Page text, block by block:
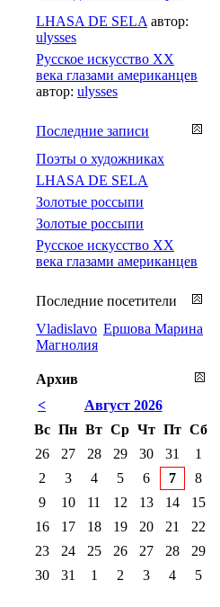
LHASA DE SELA автор:
ulysses
Русское искусство XX
века глазами американцев
автор: ulysses
Последние записи
Поэты о художниках
LHASA DE SELA
Золотые россыпи
Золотые россыпи
Русское искусство XX
века глазами американцев
Последние посетители
Vladislavo Ершова Марина
Магнолия
Архив
<
Август 2026
Вс Пн Вт Ср Чт Пт Сб
26
27 28 29 30 31
1
2
3 4 5 6 7
8
9
10 11 12 13 14
15
16
17 18 19 20 21
22
23
24 25 26 27 28
29
30
31 1 2 3 4 5